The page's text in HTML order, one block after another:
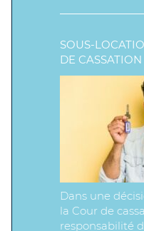
SOUS-
DE
Dans une
la Cour de
responsabilité